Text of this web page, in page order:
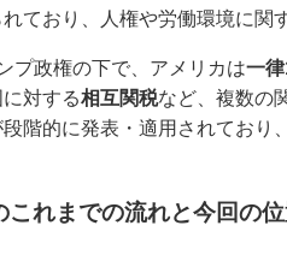
ており、人権や労働環境に関
プ政権の下で、アメリカは一
対する相互関税など、複数の
階的に発表・適用されており
これまでの流れと今回の